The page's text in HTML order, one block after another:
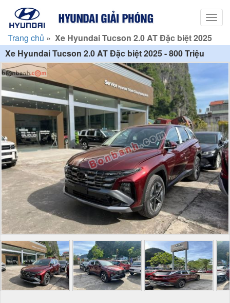
Trang chủ » Xe Hyundai Tucson 2.0 AT Đặc biệt 2025
Xe Hyundai Tucson 2.0 AT Đặc biệt 2025 - 800 Triệu